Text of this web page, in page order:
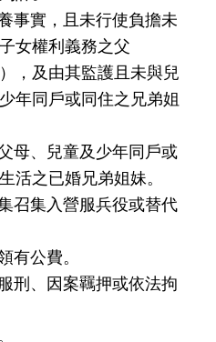
事實，且未行使負擔未
女權利義務之父
），及由其監護且未與兒
年同戶或同住之兄弟姐
母、兒童及少年同戶或
活之已婚兄弟姐妹。
召集入營服兵役或替代
有公費。
刑、因案羈押或依法拘